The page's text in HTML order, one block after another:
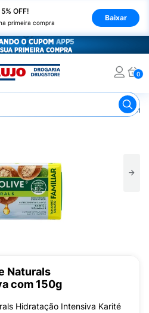
OFF!
primeira compra
Baixar
0
Naturals
com 150g
Hidratação Intensiva Karité